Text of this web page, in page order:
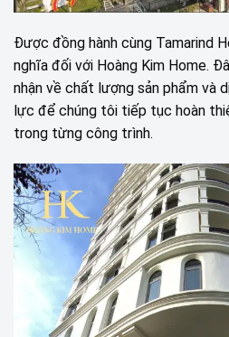
Được đồng hành cùng Tamarind
nghĩa đối với Hoàng Kim Home.
nhận về chất lượng sản phẩm và
lực để chúng tôi tiếp tục hoàn
trong từng công trình.